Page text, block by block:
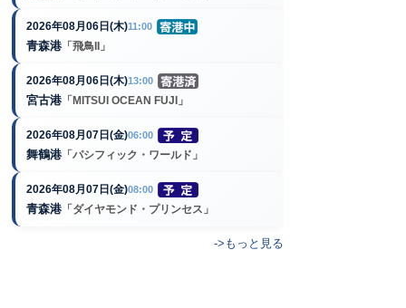
2026年08月06日(木)11:00
青森港 「飛鳥II」
2026年08月06日(木)13:00
宮古港 「MITSUI OCEAN FUJI」
2026年08月07日(金)06:00
舞鶴港 「パシフィック・ワールド」
2026年08月07日(金)08:00
青森港 「ダイヤモンド・プリンセス」
->もっと見る